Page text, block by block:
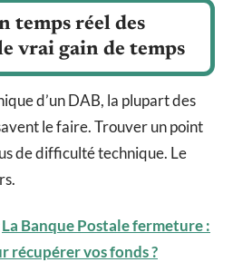
temps réel des
vrai gain de temps
d’un DAB, la plupart des
le faire. Trouver un point
de difficulté technique. Le
La Banque Postale fermeture :
récupérer vos fonds ?